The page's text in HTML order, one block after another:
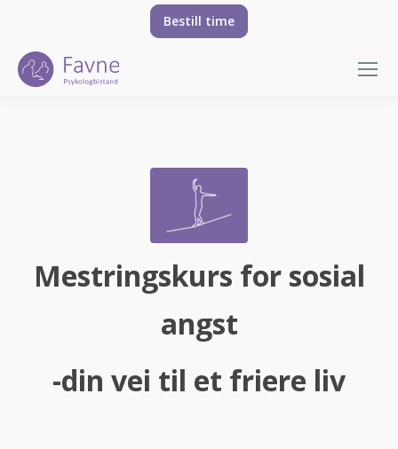
Bestill time
Mestringskurs for sosial
angst
-din vei til et friere liv